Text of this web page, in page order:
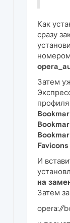
Как
сразу
Затем
Favicons
И
на
Затем
opera://